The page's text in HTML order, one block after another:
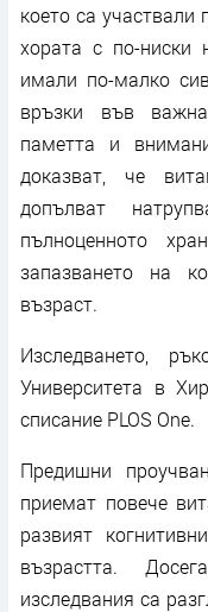
което са участвали
хората с по-
имали по-малко
връзки във
паметта и
доказват, че
допълват
пълноценното
запазването на
възраст.
Изследването,
Университета в
списание PLOS One.
Предишни
приемат повече
развият
възрастта.
изследвания са